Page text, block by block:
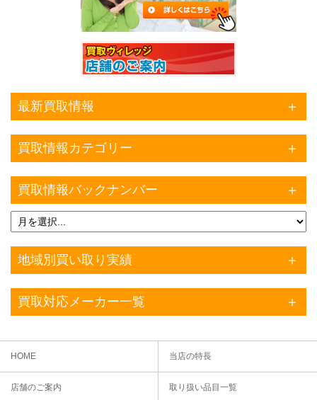
最新買取情報
買取情報カテゴリー
買取情報バックナンバー
地域別買い取り実績
買取対応メーカー一覧
HOME 当店の特長
店舗のご案内 取り扱い品目一覧